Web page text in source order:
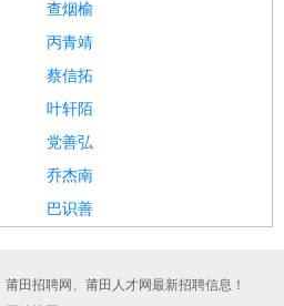
查烟榆
丙青靖
蔡信拓
叶轩陌
党善弘
乔杰南
巴识善
田招聘网、莆田人才网最新招聘信息！